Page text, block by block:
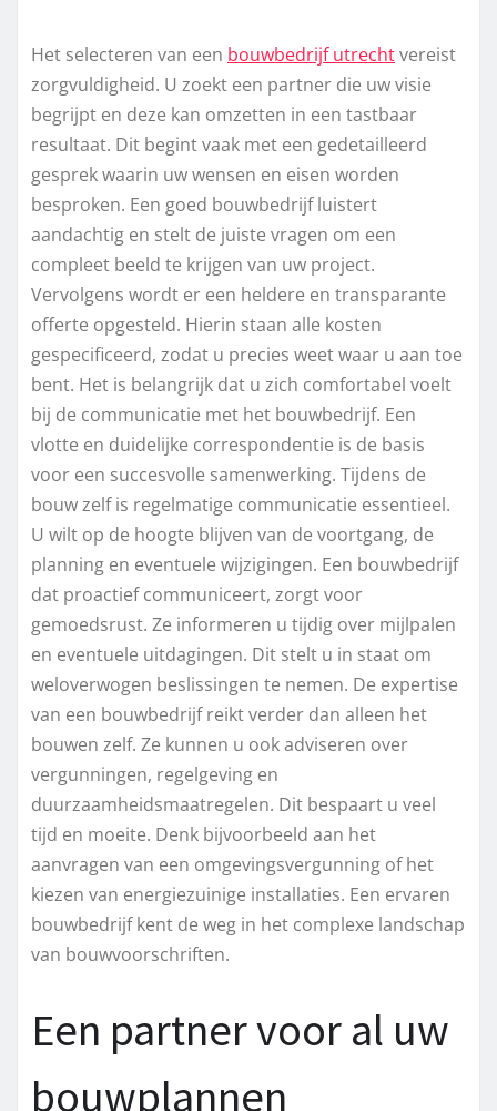
Het selecteren van een bouwbedrijf utrechtvereist
zorgvuldigheid. U zoekt een partner die uw visie
begrijpt en deze kan omzetten in een tastbaar
resultaat. Dit begint vaak met een gedetailleerd
gesprek waarin uw wensen en eisen worden
besproken. Een goed bouwbedrijf luistert
aandachtig en stelt de juiste vragen om een
compleet beeld te krijgen van uw project.
Vervolgens wordt er een heldere en transparante
offerte opgesteld. Hierin staan alle kosten
gespecificeerd, zodat u precies weet waar u aan toe
bent. Het is belangrijk dat u zich comfortabel voelt
bij de communicatie met het bouwbedrijf. Een
vlotte en duidelijke correspondentie is de basis
voor een succesvolle samenwerking. Tijdens de
bouw zelf is regelmatige communicatie essentieel.
U wilt op de hoogte blijven van de voortgang, de
planning en eventuele wijzigingen. Een bouwbedrijf
dat proactief communiceert, zorgt voor
gemoedsrust. Ze informeren u tijdig over mijlpalen
en eventuele uitdagingen. Dit stelt u in staat om
weloverwogen beslissingen te nemen. De expertise
van een bouwbedrijf reikt verder dan alleen het
bouwen zelf. Ze kunnen u ook adviseren over
vergunningen, regelgeving en
duurzaamheidsmaatregelen. Dit bespaart u veel
tijd en moeite. Denk bijvoorbeeld aan het
aanvragen van een omgevingsvergunning of het
kiezen van energiezuinige installaties. Een ervaren
bouwbedrijf kent de weg in het complexe landschap
van bouwvoorschriften.
Een partner voor al uw
bouwplannen